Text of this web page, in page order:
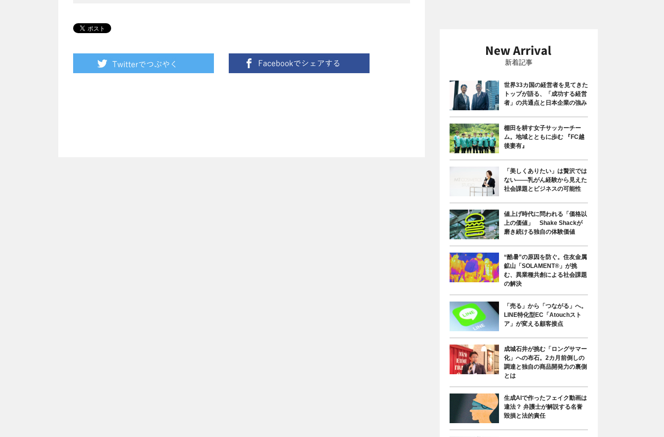
新着記事
世界33カ国の経営者を見てきた
トップが語る、「成功する経営
者」の共通点と日本企業の強み
棚田を耕す女子サッカーチー
ム。地域とともに歩む 『FC越
後妻有』
「美しくありたい」は贅沢では
ない――乳がん経験から見えた
社会課題とビジネスの可能性
値上げ時代に問われる「価格以
上の価値」 Shake Shackが
磨き続ける独自の体験価値
“酷暑”の原因を防ぐ。住友金属
鉱山「SOLAMENT®」が挑
む、異業種共創による社会課題
の解決
「売る」から「つながる」へ。
LINE特化型EC「Atouchスト
ア」が変える顧客接点
成城石井が挑む「ロングサマー
化」への布石。2カ月前倒しの
調達と独自の商品開発力の裏側
とは
生成AIで作ったフェイク動画は
違法？ 弁護士が解説する名誉
毀損と法的責任